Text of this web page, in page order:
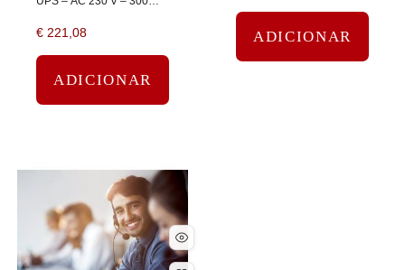
USB – conectores de
€ 221,08
ADICIONAR
ADICIONAR